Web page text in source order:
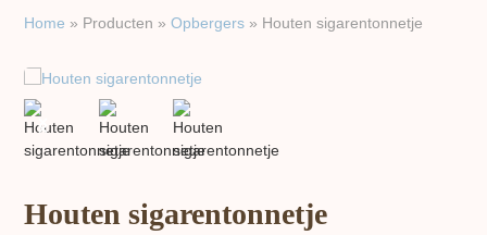
Home » Producten »Opbergers » Houten sigarentonnetje
previous
slide
slide
Houten sigarentonnetje